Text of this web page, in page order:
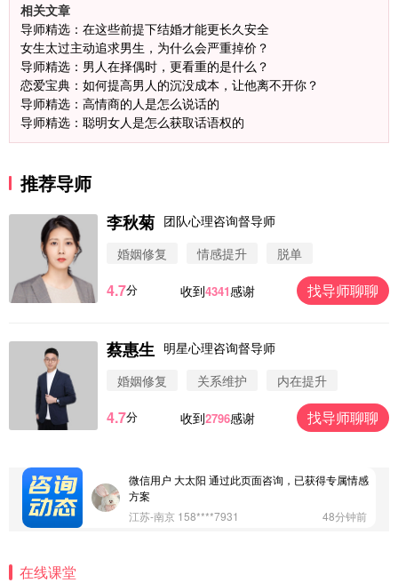
相关文章
导师精选：在这些前提下结婚才能更长久安全
女生太过主动追求男生，为什么会严重掉价？
导师精选：男人在择偶时，更看重的是什么？
恋爱宝典：如何提高男人的沉没成本，让他离不开你？
导师精选：高情商的人是怎么说话的
导师精选：聪明女人是怎么获取话语权的
推荐导师
李秋菊 团队心理咨询督导师
婚姻修复
情感提升 脱单
4.7分 收到4341感谢 找导师聊聊
蔡惠生 明星心理咨询督导师
婚姻修复
关系维护 内在提升
4.7分 收到2796感谢 找导师聊聊
微信用户 圆圈 通过此页面咨询，已获得专属情感方
案
微信用户 Vnno 通过此页面咨询，已获得专属情感方
微信用户 大太阳 通过此页面咨询，已获得专属情感
方案
江苏-南京 158****7931
48分钟前
在线课堂